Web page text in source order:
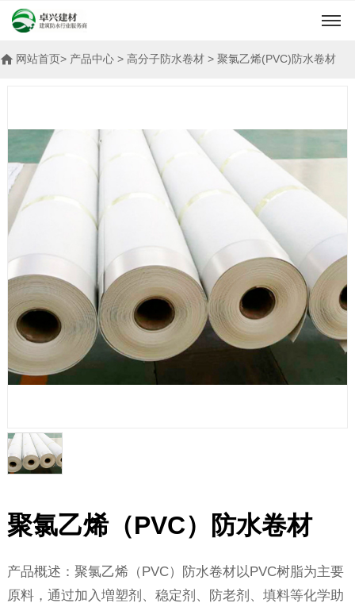
网站首页> 产品中心 > 高分子防水卷材 > 聚氯乙烯(PVC)防水卷材
聚氯乙烯（PVC）防水卷材
产品概述：聚氯乙烯（PVC）防水卷材以PVC树脂为主要
原料，通过加入増塑剂、稳定剂、防老剂、填料等化学助